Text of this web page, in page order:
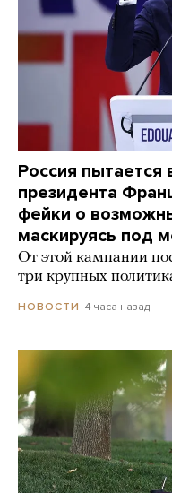
Россия
президента
фейки о
маскируясь под
От этой кампании
три крупных
НОВОСТИ 4 часа назад